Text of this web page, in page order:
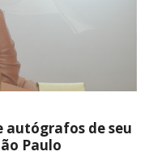
autógrafos de seu
Paulo